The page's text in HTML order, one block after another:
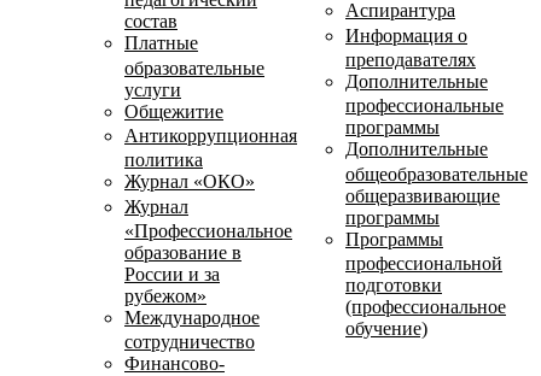
состав
Платные
образовательные
услуги
Общежитие
Антикоррупционная
политика
Журнал «ОКО»
Журнал
«Профессиональное
образование в
России и за
рубежом»
Международное
сотрудничество
Финансово-
Аспирантура
Информация о
преподавателях
Дополнительные
профессиональные
программы
Дополнительные
общеобразовательные
общеразвивающие
программы
Программы
профессиональной
подготовки
(профессиональное
обучение)